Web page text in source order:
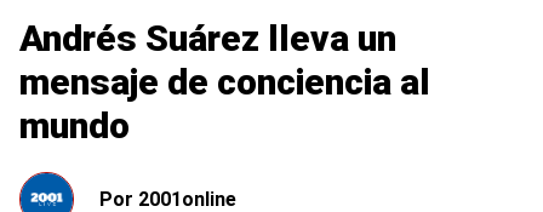
Andrés Suárez lleva un
mensaje de conciencia al
mundo
Por 2001online